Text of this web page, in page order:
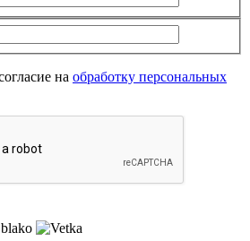
на обработку персональных